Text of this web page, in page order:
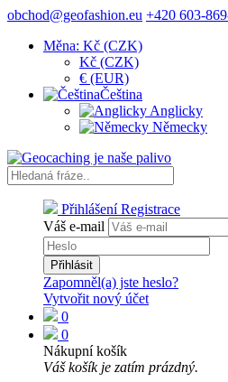
obchod@geofashion.eu +420 603-
Měna: Kč (CZK)
Kč (CZK)
€ (EUR)
Čeština
Anglicky
Německy
Přihlášení Registrace
Váš e-mail
Přihlásit
Zapomněl(a) jste heslo?
Vytvořit nový účet
0
0
Nákupní košík
Váš košík je zatím prázdný.